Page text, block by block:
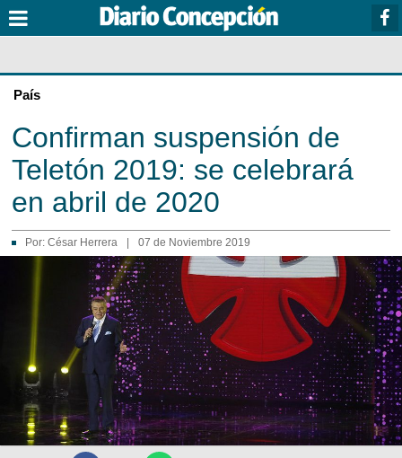
País
Confirman suspensión de
Teletón 2019: se celebrará
en abril de 2020
Por: César Herrera 07 de Noviembre 2019